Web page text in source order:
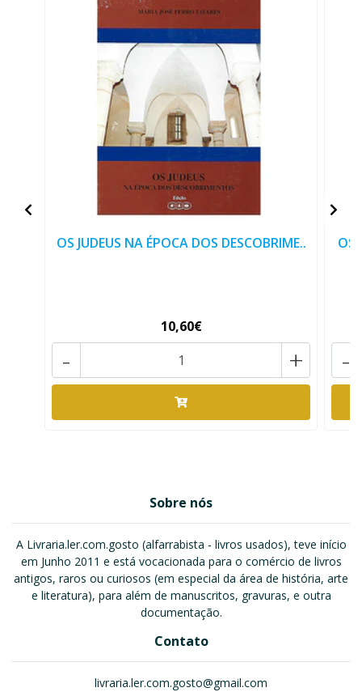
OS JUDEUS NA ÉPOCA DOS DESCOBRIME..
10,60€
+
-
OS
-
Sobre nós
A Livraria.ler.com.gosto (alfarrabista - livros usados), teve início
em Junho 2011 e está vocacionada para o comércio de livros
antigos, raros ou curiosos (em especial da área de história, arte
e literatura), para além de manuscritos, gravuras, e outra
documentação.
Contato
livraria.ler.com.gosto@gmail.com